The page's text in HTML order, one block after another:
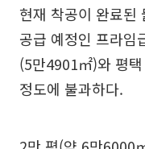
현재 착공이 완료된
공급 예정인 프라임
(5만4901㎡)와 평
정도에 불과하다.